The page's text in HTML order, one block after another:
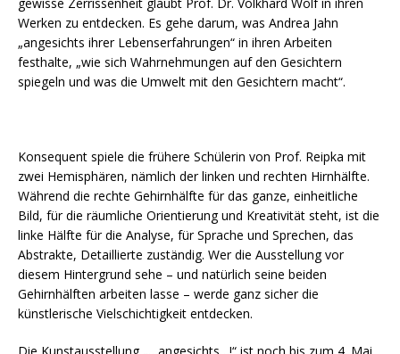
Werken zu entdecken. Es gehe darum, was Andrea Jahn
„angesichts ihrer Lebenserfahrungen“ in ihren Arbeiten
festhalte, „wie sich Wahrnehmungen auf den Gesichtern
spiegeln und was die Umwelt mit den Gesichtern macht“.
Konsequent spiele die frühere Schülerin von Prof. Reipka mit
zwei Hemisphären, nämlich der linken und rechten Hirnhälfte.
Während die rechte Gehirnhälfte für das ganze, einheitliche
Bild, für die räumliche Orientierung und Kreativität steht, ist die
linke Hälfte für die Analyse, für Sprache und Sprechen, das
Abstrakte, Detaillierte zuständig. Wer die Ausstellung vor
diesem Hintergrund sehe – und natürlich seine beiden
Gehirnhälften arbeiten lasse – werde ganz sicher die
künstlerische Vielschichtigkeit entdecken.